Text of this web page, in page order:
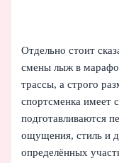
Отдельно стоит
смены лыж в
трассы, а строго
спортсменка имеет
подготавливаются
ощущения, стиль и
определённых